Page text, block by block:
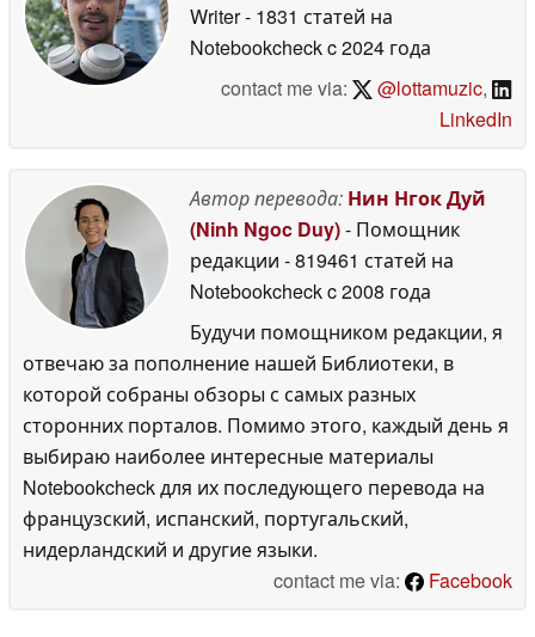
Writer- 1831 статей на
Notebookcheckc 2024 года
contact me via:
@lottamuzic,
LinkedIn
Автор перевода: Нин Нгок Дуй
(Ninh Ngoc Duy)- Помощник
редакции - 819461 статей на
Notebookcheckc 2008 года
Будучи помощником редакции, я
отвечаю за пополнение нашей Библиотеки, в
которой собраны обзоры с самых разных
сторонних порталов. Помимо этого, каждый день я
выбираю наиболее интересные материалы
Notebookcheck для их последующего перевода на
французский, испанский, португальский,
нидерландский и другие языки.
contact me via:
Facebook